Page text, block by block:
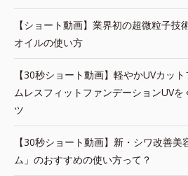
【ショート動画】業界初の超微粒子技
オイルの使い方
【30秒ショート動画】軽やかUVカッ
ムレスフィットファンデーションUV
ツ
【30秒ショート動画】新・シワ改善美
ム」のおすすめの使い方って？